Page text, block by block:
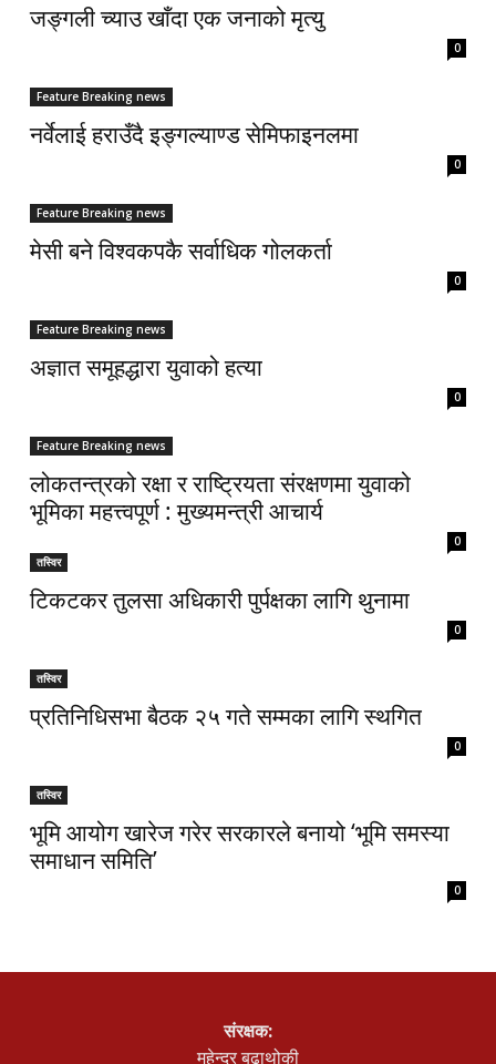
जङ्गली च्याउ खाँदा एक जनाको मृत्यु
0
Feature Breaking news
नर्वेलाई हराउँदै इङ्गल्याण्ड सेमिफाइनलमा
0
Feature Breaking news
मेसी बने विश्वकपकै सर्वाधिक गोलकर्ता
0
Feature Breaking news
अज्ञात समूहद्धारा युवाको हत्या
0
Feature Breaking news
लोकतन्त्रको रक्षा र राष्ट्रियता संरक्षणमा युवाको
भूमिका महत्त्वपूर्ण : मुख्यमन्त्री आचार्य
0
तस्विर
टिकटकर तुलसा अधिकारी पुर्पक्षका लागि थुनामा
0
तस्विर
प्रतिनिधिसभा बैठक २५ गते सम्मका लागि स्थगित
0
तस्विर
भूमि आयोग खारेज गरेर सरकारले बनायो ‘भूमि समस्या
समाधान समिति’
0
संरक्षक:
महेन्द्र बुढाथोकी